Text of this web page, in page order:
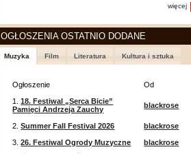
więcej
OGŁOSZENIA OSTATNIO DODANE
Muzyka Film Literatura Kultura i sztuka
Ogłoszenie
Od
1.18. Festiwal „Serca Bicie”
Pamięci Andrzeja Zauchy
blackrose
2.Summer Fall Festival 2026
blackrose
3.26. Festiwal Ogrody Muzyczne
blackrose